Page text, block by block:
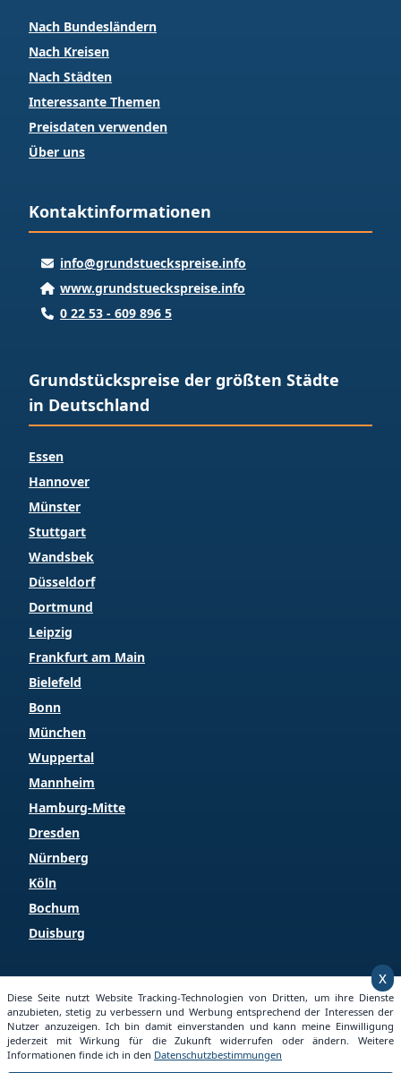
Nach Bundesländern
Nach Kreisen
Nach Städten
Interessante Themen
Preisdaten verwenden
Über uns
Kontaktinformationen
info@grundstueckspreise.info
www.grundstueckspreise.info
0 22 53 - 609 896 5
Grundstückspreise der größten Städte
in Deutschland
Essen
Hannover
Münster
Stuttgart
Wandsbek
Düsseldorf
Dortmund
Leipzig
Frankfurt am Main
Bielefeld
Bonn
München
Wuppertal
Mannheim
Hamburg-Mitte
Dresden
Nürnberg
Köln
Bochum
Duisburg
Copyright © 2026 Grundstueckspreise.info
Startseite Impressum
x
Diese Seite nutzt Website Tracking-Technologien von Dritten, um ihre Dienste
anzubieten, stetig zu verbessern und Werbung entsprechend der Interessen der
Nutzer anzuzeigen. Ich bin damit einverstanden und kann meine Einwilligung
jederzeit mit Wirkung für die Zukunft widerrufen oder ändern. Weitere
Informationen finde ich in den Datenschutzbestimmungen